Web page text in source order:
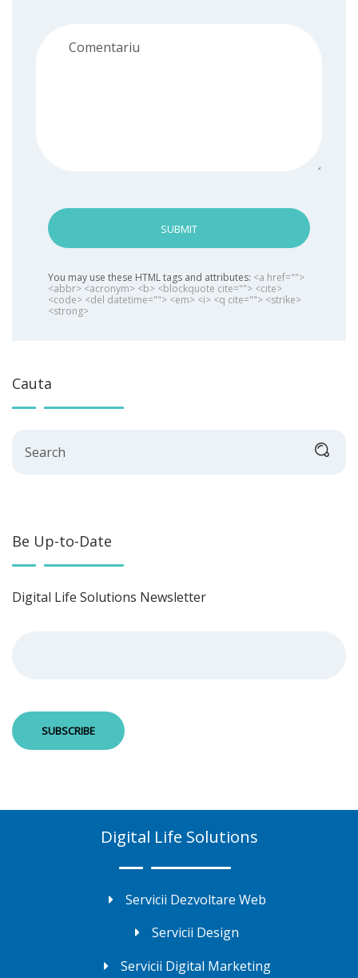
SUBMIT
You may use these HTML tags and attributes: <a href="">
<abbr> <acronym> <b> <blockquote cite=""> <cite>
<code> <del datetime=""> <em> <i> <q cite=""> <strike>
<strong>
Cauta
Be Up-to-Date
Digital Life Solutions Newsletter
Digital Life Solutions
Servicii Dezvoltare Web
Servicii Design
Servicii Digital Marketing